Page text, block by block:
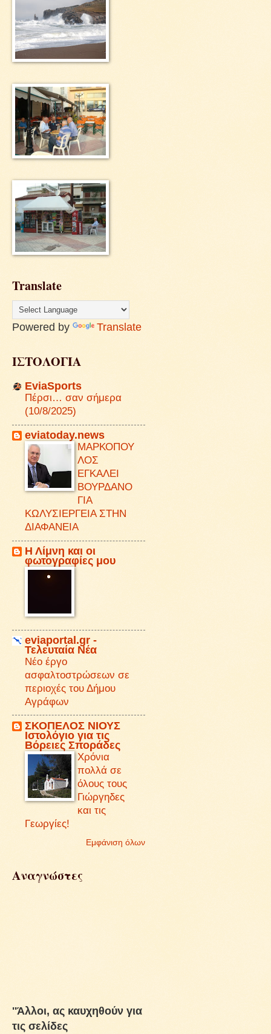
Translate
Powered by Translate
ΙΣΤΟΛΟΓΙΑ
EviaSports
Πέρσι… σαν σήμερα
(10/8/2025)
eviatoday.news
ΜΑΡΚΟΠΟΥ
ΛΟΣ
ΕΓΚΑΛΕΙ
ΒΟΥΡΔΑΝΟ
ΓΙΑ
ΚΩΛΥΣΙΕΡΓΕΙΑ ΣΤΗΝ
ΔΙΑΦΑΝΕΙΑ
Η Λίμνη και οι
φωτογραφίες μου
eviaportal.gr -
Τελευταία Νέα
Νέο έργο
ασφαλτοστρώσεων σε
περιοχές του Δήμου
Αγράφων
ΣΚΟΠΕΛΟΣ ΝΙΟΥΣ
Iστολόγιο για τις
Βόρειες Σποράδες
Χρόνια
πολλά σε
όλους τους
Γιώργηδες
και τις
Γεωργίες!
Εμφάνιση όλων
Αναγνώστες
''Άλλοι, ας καυχηθούν για
τις σελίδες